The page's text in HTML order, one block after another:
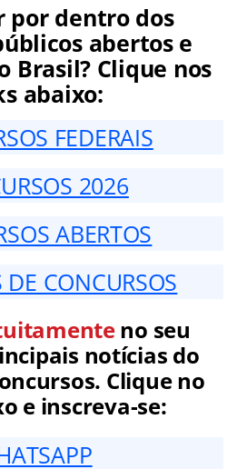
por dentro dos
abertos e
Brasil? Clique nos
abaixo:
FEDERAIS
2026
ABERTOS
DE CONCURSOS
no seu
notícias do
Clique no
e inscreva-se: